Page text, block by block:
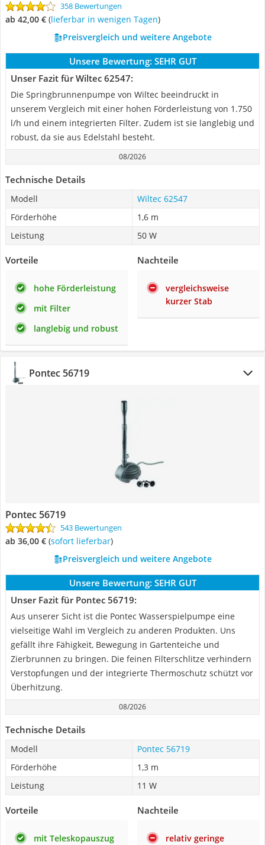
358 Bewertungen
ab 42,00 € ( Lieferbar in wenigen Tagen)
Preisvergleich und weitere Angebote
Unsere Bewertung: SEHR GUT
Unser Fazit für Wiltec 62547:
Die Springbrunnenpumpe von Wiltec beeindruckt in
unserem Vergleich mit einer hohen Förderleistung von 1.750
l/h und einem integrierten Filter. Zudem ist sie langlebig und
robust, da sie aus Edelstahl besteht.
08/2026
Technische Details
Modell
Wiltec 62547
Förderhöhe
1,6 m
Leistung
50 W
Vorteile
hohe Förderleistung
mit Filter
langlebig und robust
Nachteile
vergleichsweise
kurzer Stab
Pontec 56719
Pontec 56719
543 Bewertungen
ab 36,00 € ( Sofort lieferbar)
Preisvergleich und weitere Angebote
Unsere Bewertung: SEHR GUT
Unser Fazit für Pontec 56719:
Aus unserer Sicht ist die Pontec Wasserspielpumpe eine
vielseitige Wahl im Vergleich zu anderen Produkten. Uns
gefällt ihre Fähigkeit, Bewegung in Gartenteiche und
Zierbrunnen zu bringen. Die feinen Filterschlitze verhindern
Verstopfungen und der integrierte Thermoschutz schützt vor
Überhitzung.
08/2026
Technische Details
Modell
Pontec 56719
Förderhöhe
1,3 m
Leistung
11 W
Vorteile
mit Teleskopauszug
Nachteile
relativ geringe